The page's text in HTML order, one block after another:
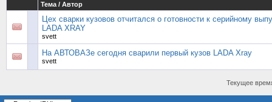
Тема / Автор
Цех сварки кузовов отчитался о готовности к серийному
LADA XRAY
svett
На АВТОВАЗе сегодня сварили первый кузов LADA Xray
svett
Текущее